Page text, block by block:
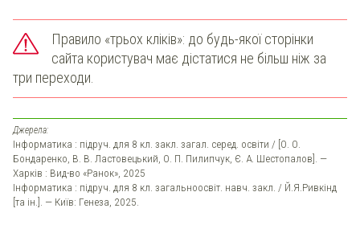
Правило «трьох кліків»: до будь-якої сторінки
сайта користувач має дістатися не більш ніж за
три переходи.
Джерела:
Інформатика : підруч. для 8 кл. закл. загал. серед. освіти / [О. О.
Бондаренко, В. В. Ластовецький, О. П. Пилипчук, Є. А. Шестопалов]. —
Харків : Вид-во «Ранок», 2025
Інформатика : підруч. для 8 кл. загальноосвіт. навч. закл. / Й.Я.Ривкінд
[та ін.]. — Київ: Генеза, 2025.